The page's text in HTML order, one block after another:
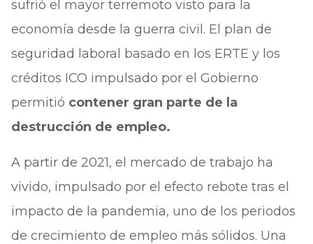
sufrió el mayor terremoto visto para la
economía desde la guerra civil. El plan de
seguridad laboral basado en los ERTE y los
créditos ICO impulsado por el Gobierno
permitió contener gran parte de la
destrucción de empleo.
A partir de 2021, el mercado de trabajo ha
vivido, impulsado por el efecto rebote tras el
impacto de la pandemia, uno de los periodos
de crecimiento de empleo más sólidos. Una